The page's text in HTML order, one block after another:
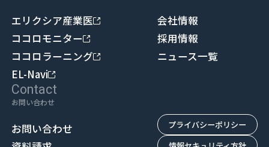
エリクシア産業医
ココロモニター
ココロラーニング
EL-Navi
会社情報
採用情報
ニュース一覧
Contact
お問い合わせ
お問い合わせ
プライバシーポリシー